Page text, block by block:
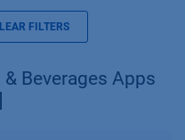
FILTERS
Beverages Apps